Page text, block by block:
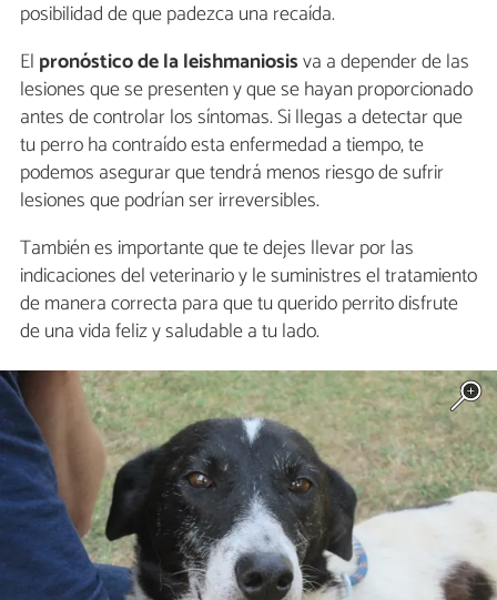
posibilidad de que padezca una recaída.
El pronóstico de la leishmaniosisva a depender de las
lesiones que se presenten y que se hayan proporcionado
antes de controlar los síntomas. Si llegas a detectar que
tu perro ha contraído esta enfermedad a tiempo, te
podemos asegurar que tendrá menos riesgo de sufrir
lesiones que podrían ser irreversibles.
También es importante que te dejes llevar por las
indicaciones del veterinario y le suministres el tratamiento
de manera correcta para que tu querido perrito disfrute
de una vida feliz y saludable a tu lado.